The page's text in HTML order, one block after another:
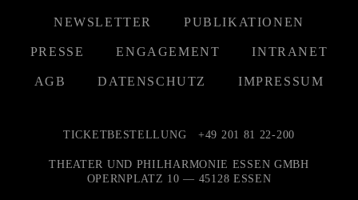
NEWSLETTER PUBLIKATIONEN
PRESSE ENGAGEMENT INTRANET
AGB DATENSCHUTZ IMPRESSUM
TICKETBESTELLUNG +49 201 81 22-200
THEATER UND PHILHARMONIE ESSEN GMBH
OPERNPLATZ 10 — 45128 ESSEN